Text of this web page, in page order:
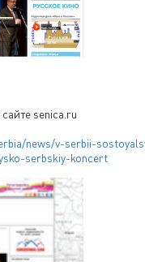
senica.ru
news/v-serbii-
serbskiy-koncert